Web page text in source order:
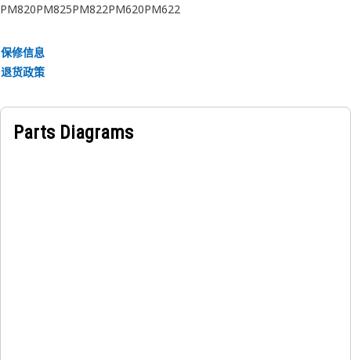
PM820PM825PM822PM620PM622
保修信息
退货政策
Parts Diagrams